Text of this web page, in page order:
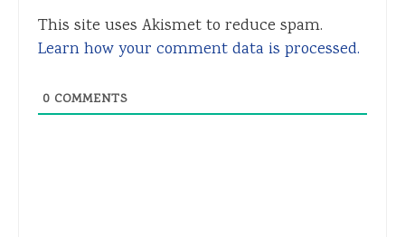
This site uses Akismet to reduce spam.
Learn how your comment data is processed.
0 COMMENTS